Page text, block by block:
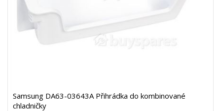
Samsung DA63-03643A Přihrádka do kombinované
chladničky